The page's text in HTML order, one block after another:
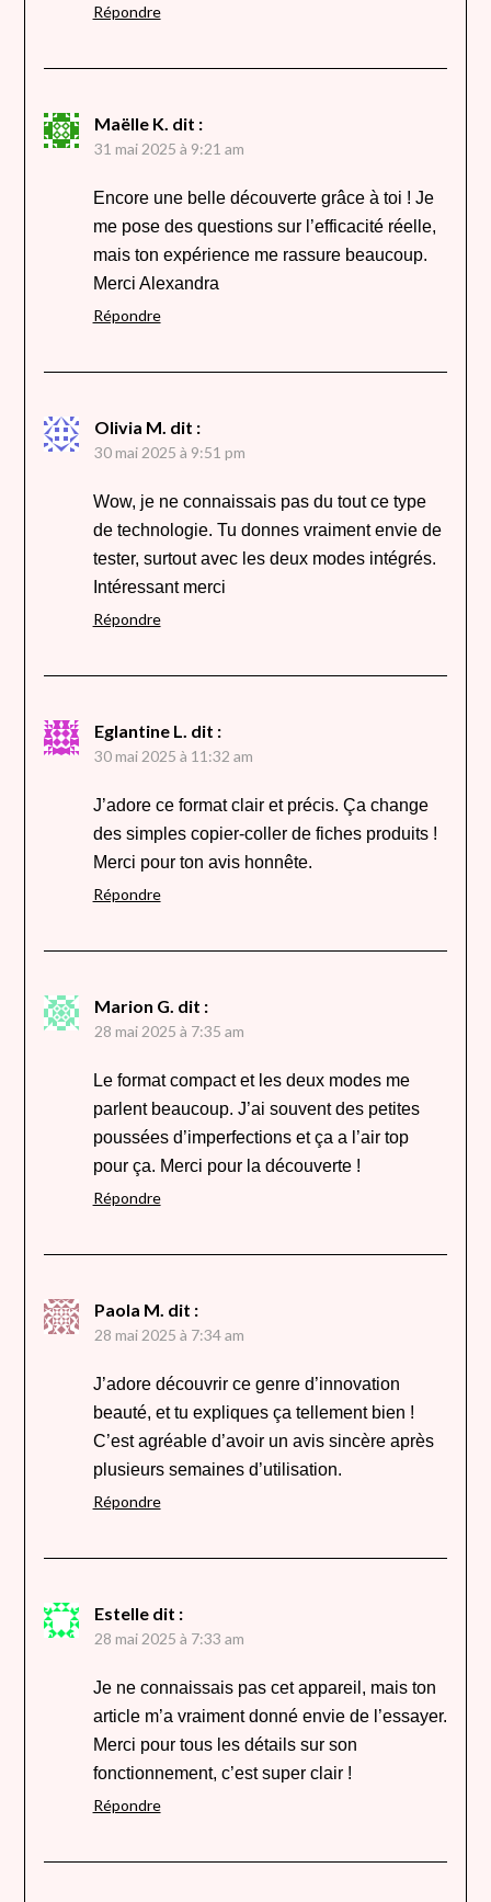
Répondre
Maëlle K. dit :
31 mai 2025 à 9:21 am
Encore une belle découverte grâce à toi ! Je
me pose des questions sur l’efficacité réelle,
mais ton expérience me rassure beaucoup.
Merci Alexandra
Répondre
Olivia M. dit :
30 mai 2025 à 9:51 pm
Wow, je ne connaissais pas du tout ce type
de technologie. Tu donnes vraiment envie de
tester, surtout avec les deux modes intégrés.
Intéressant merci
Répondre
Eglantine L. dit :
30 mai 2025 à 11:32 am
J’adore ce format clair et précis. Ça change
des simples copier-coller de fiches produits !
Merci pour ton avis honnête.
Répondre
Marion G. dit :
28 mai 2025 à 7:35 am
Le format compact et les deux modes me
parlent beaucoup. J’ai souvent des petites
poussées d’imperfections et ça a l’air top
pour ça. Merci pour la découverte !
Répondre
Paola M. dit :
28 mai 2025 à 7:34 am
J’adore découvrir ce genre d’innovation
beauté, et tu expliques ça tellement bien !
C’est agréable d’avoir un avis sincère après
plusieurs semaines d’utilisation.
Répondre
Estelle dit :
28 mai 2025 à 7:33 am
Je ne connaissais pas cet appareil, mais ton
article m’a vraiment donné envie de l’essayer.
Merci pour tous les détails sur son
fonctionnement, c’est super clair !
Répondre